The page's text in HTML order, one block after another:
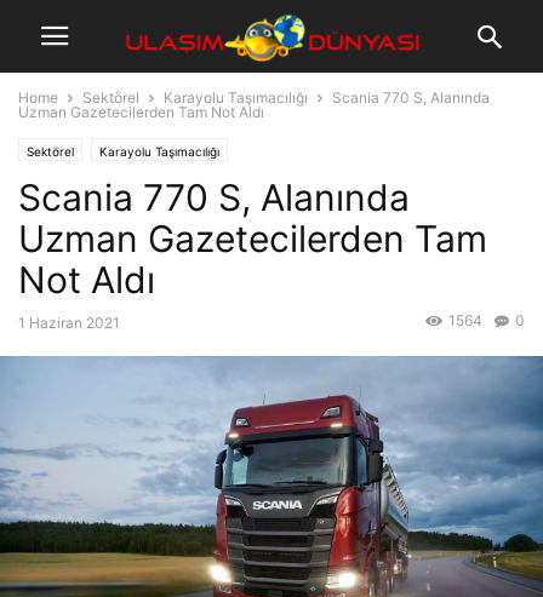
Home Sektörel Karayolu Taşımacılığı
Scania 770 S, Alanında
Uzman Gazetecilerden Tam Not Aldı
Sektörel Karayolu Taşımacılığı
Scania 770 S, Alanında
Uzman Gazetecilerden Tam
Not Aldı
1 Haziran 2021 0
1564